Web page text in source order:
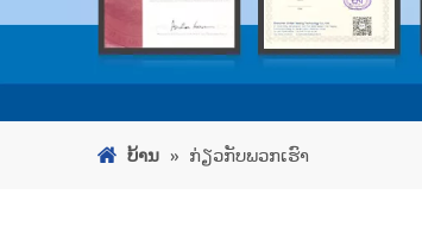
ບ້ານ » ກ່ຽວ​ກັບ​ພວກ​ເຮົາ